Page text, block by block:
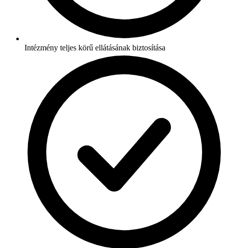
Intézmény teljes körű ellátásának biztosítása